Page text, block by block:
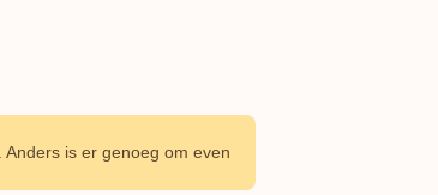
Anders is er genoeg om even